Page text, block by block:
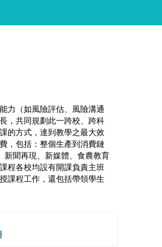
力（如風險評估、風險溝通
，共同規劃此一跨校、跨科
的方式，達到教學之最大效
，包括：整個生產到消費鏈
新聞再現、新媒體、食農教育
程各校均設有開課負責主班
課程工作，還包括帶領學生